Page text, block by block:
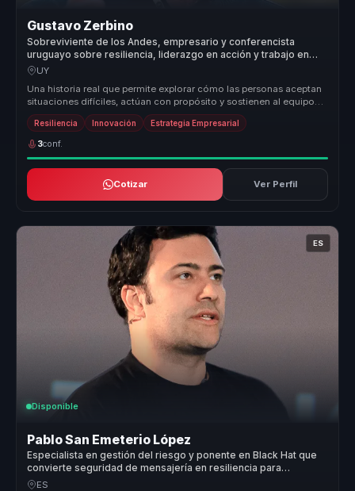
Gustavo Zerbino
Sobreviviente de los Andes, empresario y conferencista
uruguayo sobre resiliencia, liderazgo en acción y trabajo en
equipo.
UY
Una historia real que permite explorar cómo las personas aceptan
situaciones difíciles, actúan con propósito y sostienen al equipo
cuando...
Resiliencia Innovación Estrategia Empresarial
3conf.
Cotizar Ver Perfil
ES
Disponible
Pablo San Emeterio López
Especialista en gestión del riesgo y ponente en Black Hat que
convierte seguridad de mensajería en resiliencia para
empresas.
ES